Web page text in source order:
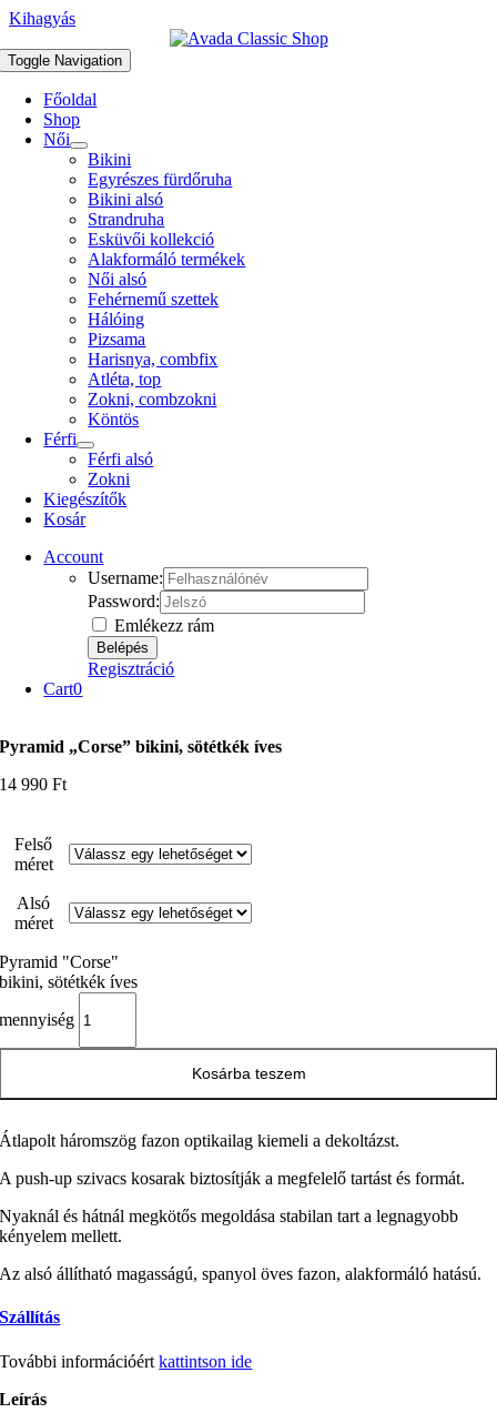
Kihagyás
Toggle Navigation
Főoldal
Shop
Női
Bikini
Egyrészes fürdőruha
Bikini alsó
Strandruha
Esküvői kollekció
Alakformáló termékek
Női alsó
Fehérnemű szettek
Hálóing
Pizsama
Harisnya, combfix
Atléta, top
Zokni, combzokni
Köntös
Férfi
Férfi alsó
Zokni
Kiegészítők
Kosár
Account
Username:
Password:
Emlékezz rám
Regisztráció
Cart0
Pyramid „Corse” bikini, sötétkék íves
14 990Ft
Felső
méret
Alsó
méret
Pyramid "Corse"
bikini, sötétkék íves
mennyiség
Kosárba teszem
Átlapolt háromszög fazon optikailag kiemeli a dekoltázst.
A push-up szivacs kosarak biztosítják a megfelelő tartást és formát.
Nyaknál és hátnál megkötős megoldása stabilan tart a legnagyobb
kényelem mellett.
Az alsó állítható magasságú, spanyol öves fazon, alakformáló hatású.
Szállítás
További információértkattintson ide
Leírás